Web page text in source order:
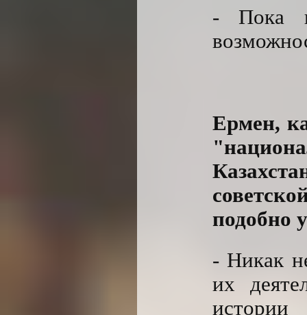
- Пока
Ермен,
подобно
- Никак
их